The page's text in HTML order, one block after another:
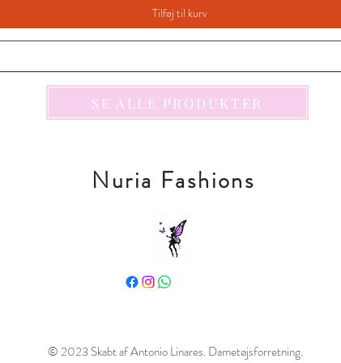
Tilføj til kurv
SE ALLE PRODUKTER
Nuria Fashions
© 2023 Skabt af Antonio Linares. Dametøjsforretning.